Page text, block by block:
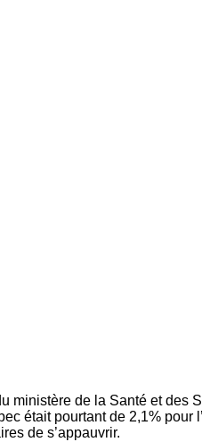
ministère de la Santé et des
était pourtant de 2,1% pour
de s’appauvrir.